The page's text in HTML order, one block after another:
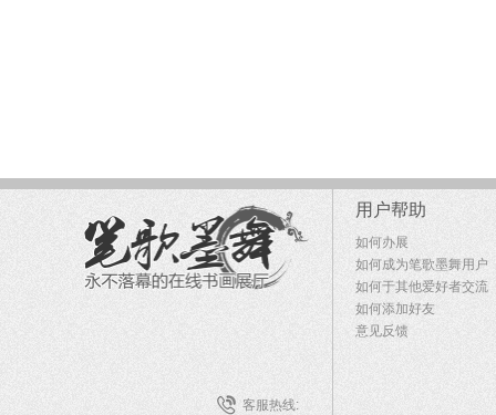
客服热线:
用户帮助
如何办展
如何成为笔歌墨舞用户
如何于其他爱好者交流
如何添加好友
意见反馈